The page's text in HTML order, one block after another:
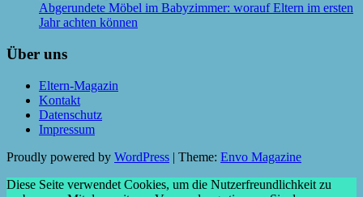
Abgerundete Möbel im Babyzimmer: worauf Eltern im ersten
Jahr achten können
Über uns
Eltern-Magazin
Kontakt
Datenschutz
Impressum
Proudly powered by WordPress | Theme: Envo Magazine
Diese Seite verwendet Cookies, um die Nutzerfreundlichkeit zu